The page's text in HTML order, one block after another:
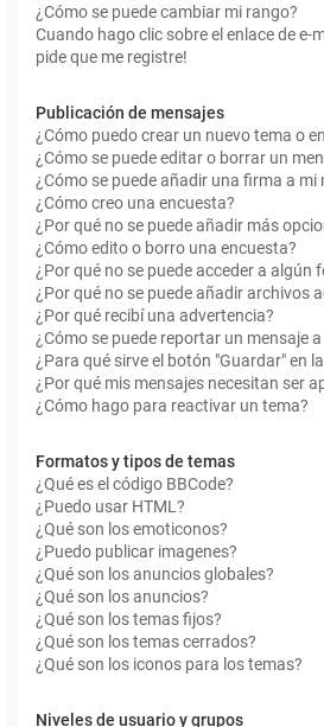
¿Cómo se puede cambiar mi rango?
Cuando hago clic sobre el enlace de e-
pide que me registre!
Publicación de mensajes
¿Cómo puedo crear un nuevo tema o
¿Cómo se puede editar o borrar un
¿Cómo se puede añadir una firma a mi
¿Cómo creo una encuesta?
¿Por qué no se puede añadir más
¿Cómo edito o borro una encuesta?
¿Por qué no se puede acceder a algún
¿Por qué no se puede añadir archivos
¿Por qué recibí una advertencia?
¿Cómo se puede reportar un mensaje
¿Para qué sirve el botón "Guardar" en
¿Por qué mis mensajes necesitan ser
¿Cómo hago para reactivar un tema?
Formatos y tipos de temas
¿Qué es el código BBCode?
¿Puedo usar HTML?
¿Qué son los emoticonos?
¿Puedo publicar imagenes?
¿Qué son los anuncios globales?
¿Qué son los anuncios?
¿Qué son los temas fijos?
¿Qué son los temas cerrados?
¿Qué son los iconos para los temas?
Niveles de usuario y grupos